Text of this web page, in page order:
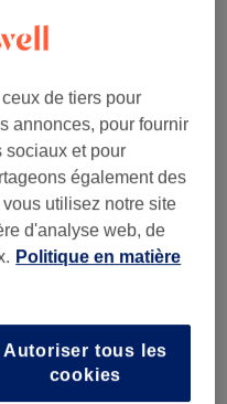
à partir de
jusqu'à 25%
à partir de 33,75 €
jusqu'à 25%
10:00–21:00
10:00–20:00
10:00–20:00
10:00–20:00
10:00–20:00
10:00–20:00
de tiers pour
annonces, pour fournir
sociaux et pour
également des
utilisez notre site
d'analyse web, de
Politique en matière
Autoriser tous les
cookies